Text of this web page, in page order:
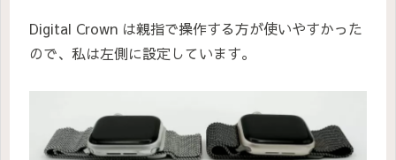
Digital Crown は親指で操作する方が使いやすかった
ので、私は左側に設定しています。